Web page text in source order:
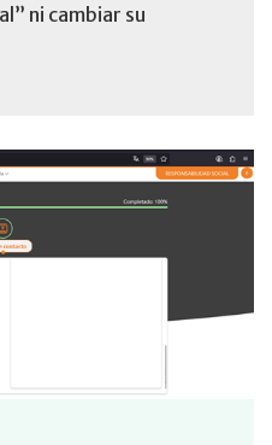
ni cambiar su